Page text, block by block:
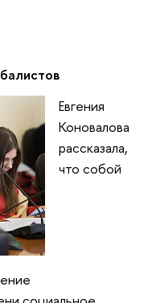
Евгения
Коновалова
рассказала,
что собой